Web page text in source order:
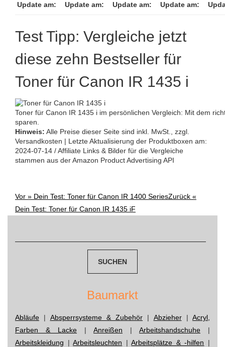
Update am: Update am: Update am: Update am:
Test Tipp: Vergleiche jetzt
diese zehn Bestseller für
Toner für Canon IR 1435 i
Toner für Canon IR 1435 i im persönlichen Vergleich: Mit dem
sparen.
Hinweis: Alle Preise dieser Seite sind inkl. MwSt., zzgl.
Versandkosten | Letzte Aktualisierung der Produktboxen am:
2024-07-14 / Affiliate Links & Bilder für die Vergleiche
stammen aus der Amazon Product Advertising API
Post
Vor » Dein Test: Toner für Canon IR 1400 SeriesZurück «
Dein Test: Toner für Canon IR 1435 iF
Baumarkt
Abläufe | Absperrsysteme & Zubehör | Abzieher| Acryl,
Farben & Lacke | Anreißen | Arbeitshandschuhe |
Arbeitskleidung |Arbeitsleuchten |Arbeitsplätze & -hilfen |